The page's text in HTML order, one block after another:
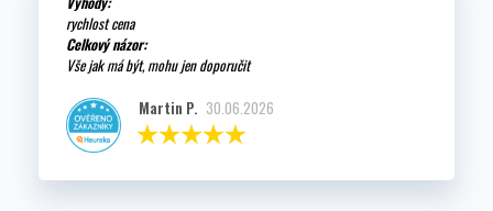
rychlost cena
Celkový názor:
Vše jak má být, mohu jen doporučit
Martin P. 30.06.2026